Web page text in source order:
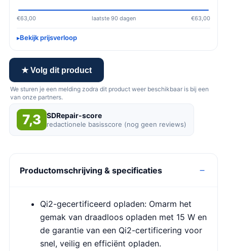
€63,00 laatste 90 dagen €63,00
Bekijk prijsverloop
★ Volg dit product
We sturen je een melding zodra dit product weer beschikbaar is bij een
van onze partners.
7,3 SDRepair-score
redactionele basisscore (nog geen reviews)
Productomschrijving & specificaties
Qi2-gecertificeerd opladen: Omarm het
gemak van draadloos opladen met 15 W en
de garantie van een Qi2-certificering voor
snel, veilig en efficiënt opladen.